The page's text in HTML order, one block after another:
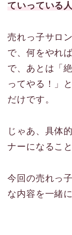
ていっている
売れっ子サロ
で、何をやれ
で、あとは「
ってやる！」
だけです。
じゃあ、具体
ナーになるこ
今回の売れっ
な内容を一緒